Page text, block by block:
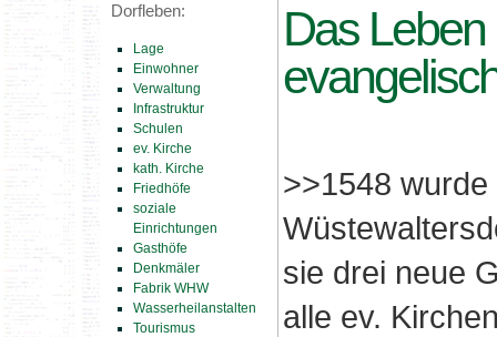
Dorfleben:
Lage
Einwohner
Verwaltung
Infrastruktur
Schulen
ev. Kirche
kath. Kirche
Friedhöfe
soziale
Einrichtungen
Gasthöfe
Denkmäler
Fabrik WHW
Wasserheilanstalten
Tourismus
Das Leben
>>1548
sie drei neue
alle ev.